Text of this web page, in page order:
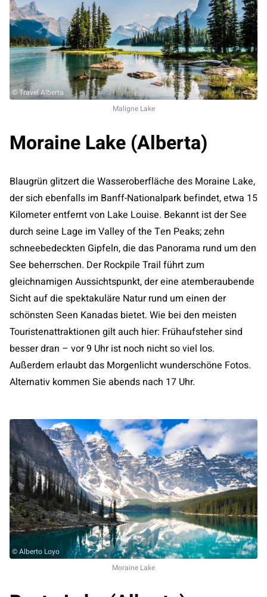
© Travel Alberta
Maligne Lake
Moraine Lake (Alberta)
Blaugrün glitzert die Wasseroberfläche des Moraine Lake,
der sich ebenfalls im Banff-Nationalpark befindet, etwa 15
Kilometer entfernt von Lake Louise. Bekannt ist der See
durch seine Lage im Valley of the Ten Peaks; zehn
schneebedeckten Gipfeln, die das Panorama rund um den
See beherrschen. Der Rockpile Trail führt zum
gleichnamigen Aussichtspunkt, der eine atemberaubende
Sicht auf die spektakuläre Natur rund um einen der
schönsten Seen Kanadas bietet. Wie bei den meisten
Touristenattraktionen gilt auch hier: Frühaufsteher sind
besser dran – vor 9 Uhr ist noch nicht so viel los.
Außerdem erlaubt das Morgenlicht wunderschöne Fotos.
Alternativ kommen Sie abends nach 17 Uhr.
© Alberto Loyo
Moraine Lake